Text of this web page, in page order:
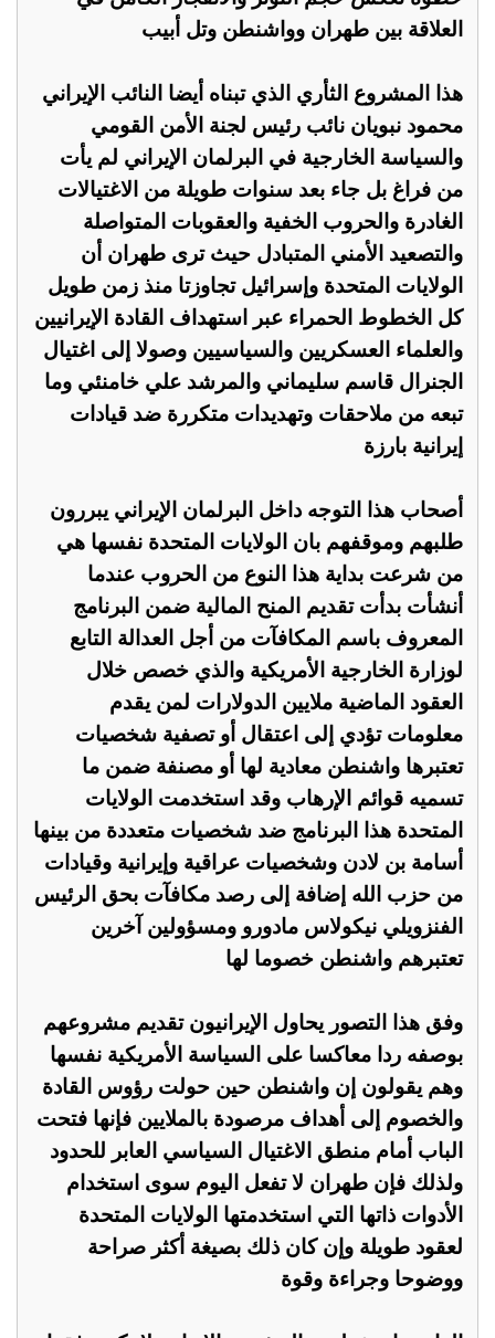
العلاقة بين طهران وواشنطن وتل أبيب
هذا المشروع الثأري الذي تبناه أيضا النائب الإيراني
محمود نبويان نائب رئيس لجنة الأمن القومي
والسياسة الخارجية في البرلمان الإيراني لم يأت
من فراغ بل جاء بعد سنوات طويلة من الاغتيالات
الغادرة والحروب الخفية والعقوبات المتواصلة
والتصعيد الأمني المتبادل حيث ترى طهران أن
الولايات المتحدة وإسرائيل تجاوزتا منذ زمن طويل
كل الخطوط الحمراء عبر استهداف القادة الإيرانيين
والعلماء العسكريين والسياسيين وصولا إلى اغتيال
الجنرال قاسم سليماني والمرشد علي خامنئي وما
تبعه من ملاحقات وتهديدات متكررة ضد قيادات
إيرانية بارزة
أصحاب هذا التوجه داخل البرلمان الإيراني يبررون
طلبهم وموقفهم بان الولايات المتحدة نفسها هي
من شرعت بداية هذا النوع من الحروب عندما
أنشأت بدأت تقديم المنح المالية ضمن البرنامج
المعروف باسم المكافآت من أجل العدالة التابع
لوزارة الخارجية الأمريكية والذي خصص خلال
العقود الماضية ملايين الدولارات لمن يقدم
معلومات تؤدي إلى اعتقال أو تصفية شخصيات
تعتبرها واشنطن معادية لها أو مصنفة ضمن ما
تسميه قوائم الإرهاب وقد استخدمت الولايات
المتحدة هذا البرنامج ضد شخصيات متعددة من بينها
أسامة بن لادن وشخصيات عراقية وإيرانية وقيادات
من حزب الله إضافة إلى رصد مكافآت بحق الرئيس
الفنزويلي نيكولاس مادورو ومسؤولين آخرين
تعتبرهم واشنطن خصوما لها
وفق هذا التصور يحاول الإيرانيون تقديم مشروعهم
بوصفه ردا معاكسا على السياسة الأمريكية نفسها
وهم يقولون إن واشنطن حين حولت رؤوس القادة
والخصوم إلى أهداف مرصودة بالملايين فإنها فتحت
الباب أمام منطق الاغتيال السياسي العابر للحدود
ولذلك فإن طهران لا تفعل اليوم سوى استخدام
الأدوات ذاتها التي استخدمتها الولايات المتحدة
لعقود طويلة وإن كان ذلك بصيغة أكثر صراحة
ووضوحا وجراءة وقوة